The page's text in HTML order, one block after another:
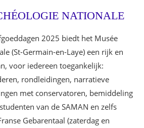
NATIONALE
2025 biedt het Musée
(St-Germain-en-Laye) een rijk en
voor iedereen toegankelijk:
rondleidingen, narratieve
met conservatoren, bemiddeling
van de SAMAN en zelfs
Gebarentaal (zaterdag en